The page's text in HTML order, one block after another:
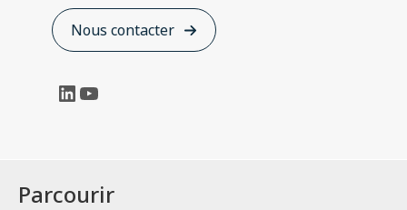
Nous contacter
LinkedIn
YouTube
Parcourir